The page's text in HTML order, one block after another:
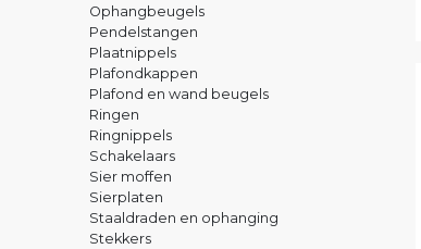
Ophangbeugels
Pendelstangen
Plaatnippels
Plafondkappen
Plafond en wand beugels
Ringen
Ringnippels
Schakelaars
Sier moffen
Sierplaten
Staaldraden en ophanging
Stekkers